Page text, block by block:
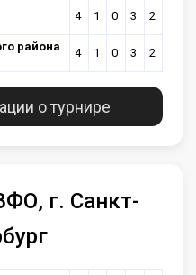
4 1 0 3 2
района
4 1 0 3 2
о турнире
г. Санкт-